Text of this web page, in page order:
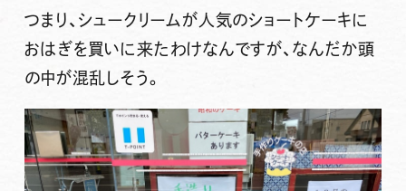
つまり、シュークリームが人気のショートケーキに
おはぎを買いに来たわけなんですが、なんだか頭
の中が混乱しそう。